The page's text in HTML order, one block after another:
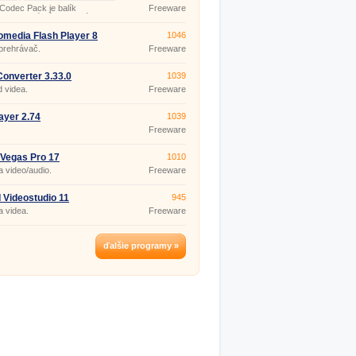
prehrá aj poškodené či
súbory.Pack je balík
ktoré sú potrebné pre
v rôznych formátoch.
je špeciálne navrhnutý tak,
všetky obľúbené,
Freeware
Flash Player 8
1046
Freeware
3.33.0
videa.
1039
Freeware
2.74
1039
Freeware
Pro 17
video/audio.
1010
Freeware
Videostudio 11
videa.
945
Freeware
ďalšie programy »